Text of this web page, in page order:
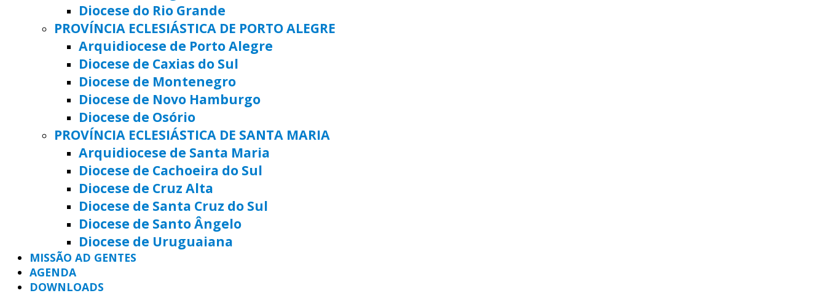
Diocese do Rio Grande
PROVÍNCIA ECLESIÁSTICA DE PORTO ALEGRE
Arquidiocese de Porto Alegre
Diocese de Caxias do Sul
Diocese de Montenegro
Diocese de Novo Hamburgo
Diocese de Osório
PROVÍNCIA ECLESIÁSTICA DE SANTA MARIA
Arquidiocese de Santa Maria
Diocese de Cachoeira do Sul
Diocese de Cruz Alta
Diocese de Santa Cruz do Sul
Diocese de Santo Ângelo
Diocese de Uruguaiana
MISSÃO AD GENTES
AGENDA
DOWNLOADS